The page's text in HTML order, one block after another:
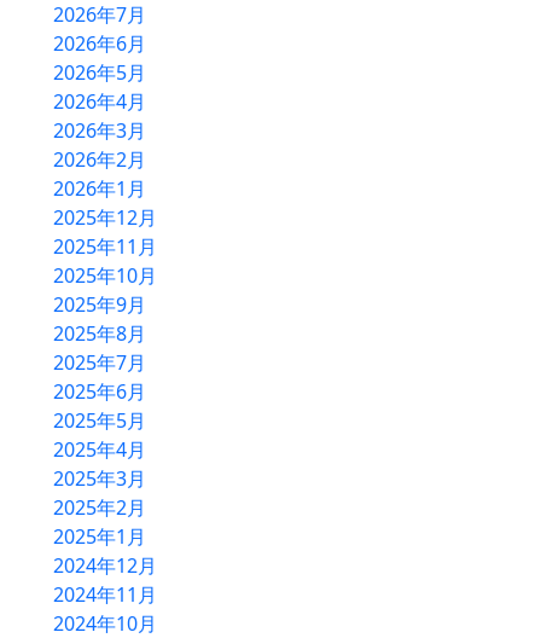
HOME
農産物直売所
バーベキュー
物産コーナー
軽食コーナー
別館ふるさとハウス
ベーカリー＆カフェ
2026年7月
2026年6月
2026年5月
2026年4月
2026年3月
2026年2月
2026年1月
2025年12月
2025年11月
2025年10月
2025年9月
2025年8月
2025年7月
2025年6月
2025年5月
2025年4月
2025年3月
2025年2月
2025年1月
2024年12月
2024年11月
2024年10月